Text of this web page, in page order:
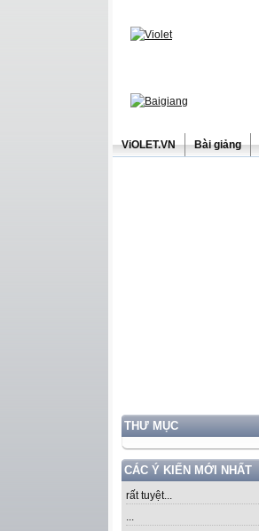
ViOLET.VN Bài giảng
THƯ MỤC
CÁC Ý KIẾN MỚI NHẤT
rất tuyệt...
...